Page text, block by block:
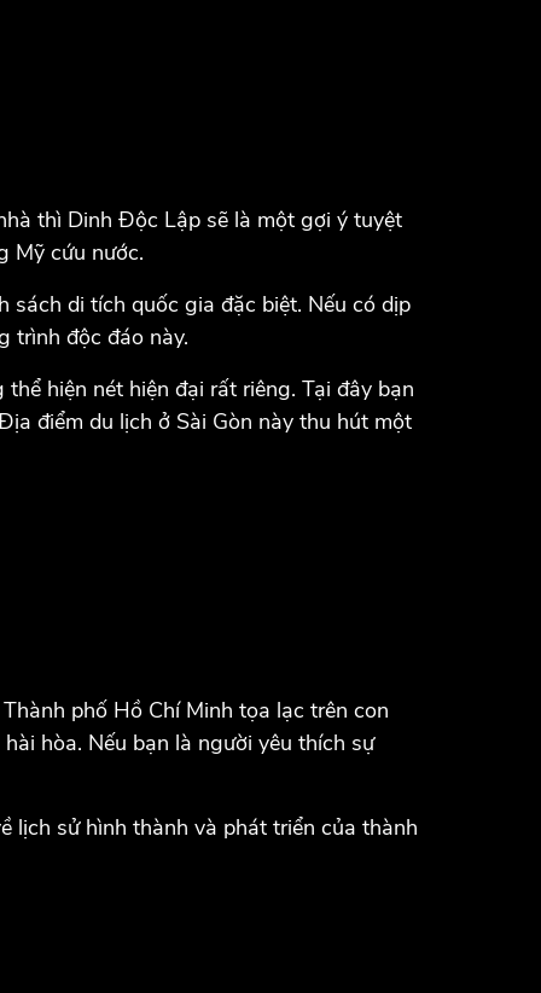
thì Dinh Độc Lập sẽ là một gợi ý tuyệt
Mỹ cứu nước.
di tích quốc gia đặc biệt. Nếu có dịp
trình độc đáo này.
hiện nét hiện đại rất riêng. Tại đây bạn
điểm du lịch ở Sài Gòn này thu hút một
phố Hồ Chí Minh tọa lạc trên con
hòa. Nếu bạn là người yêu thích sự
lịch sử hình thành và phát triển của thành